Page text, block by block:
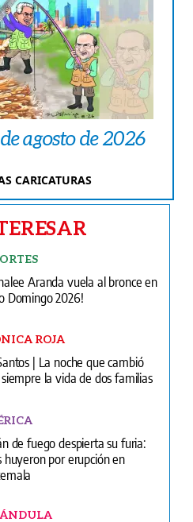
agosto de 2026
CARICATURAS
Aranda vuela al bronce en
Domingo 2026!
ROJA
| La noche que cambió
la vida de dos familias
de fuego despierta su furia:
huyeron por erupción en